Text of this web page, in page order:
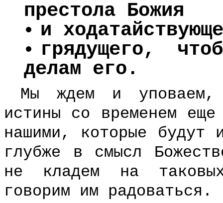
престола Божия
и
грядущего,
делам его.
Мы ждем и уповаем,
истины со временем еще
нашими, которые будут
глубже в смысл
не кладем на
говорим им радоваться.